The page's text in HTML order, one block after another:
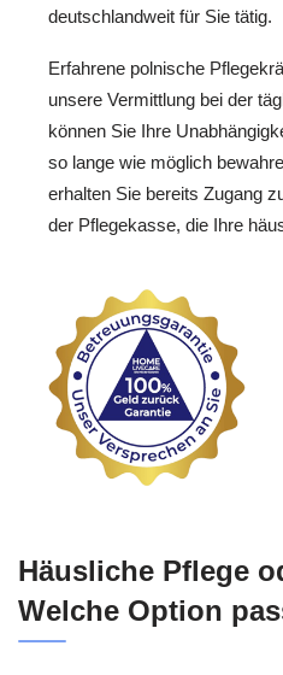
deutschlandweit für Sie tätig.
Erfahrene polnische
unsere Vermittlung bei der
können Sie Ihre
so lange wie möglich
erhalten Sie bereits Zugang
der Pflegekasse, die Ihre
Häusliche Pflege
Welche Option